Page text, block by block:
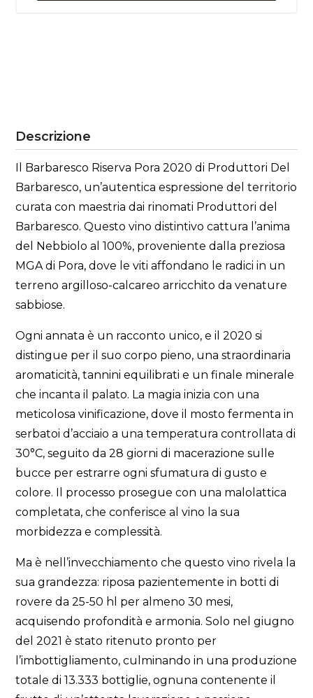
Descrizione
Il Barbaresco Riserva Pora 2020 di Produttori Del
Barbaresco, un’autentica espressione del territorio
curata con maestria dai rinomati Produttori del
Barbaresco. Questo vino distintivo cattura l’anima
del Nebbiolo al 100%, proveniente dalla preziosa
MGA di Pora, dove le viti affondano le radici in un
terreno argilloso-calcareo arricchito da venature
sabbiose.
Ogni annata è un racconto unico, e il 2020 si
distingue per il suo corpo pieno, una straordinaria
aromaticità, tannini equilibrati e un finale minerale
che incanta il palato. La magia inizia con una
meticolosa vinificazione, dove il mosto fermenta in
serbatoi d’acciaio a una temperatura controllata di
30°C, seguito da 28 giorni di macerazione sulle
bucce per estrarre ogni sfumatura di gusto e
colore. Il processo prosegue con una malolattica
completata, che conferisce al vino la sua
morbidezza e complessità.
Ma è nell’invecchiamento che questo vino rivela la
sua grandezza: riposa pazientemente in botti di
rovere da 25-50 hl per almeno 30 mesi,
acquisendo profondità e armonia. Solo nel giugno
del 2021 è stato ritenuto pronto per
l’imbottigliamento, culminando in una produzione
totale di 13.333 bottiglie, ognuna contenente il